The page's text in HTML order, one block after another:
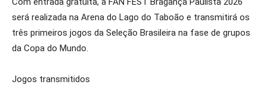
será realizada na Arena do Lago do Taboão e transmitirá os
três primeiros jogos da Seleção Brasileira na fase de grupos
da Copa do Mundo.
Jogos transmitidos